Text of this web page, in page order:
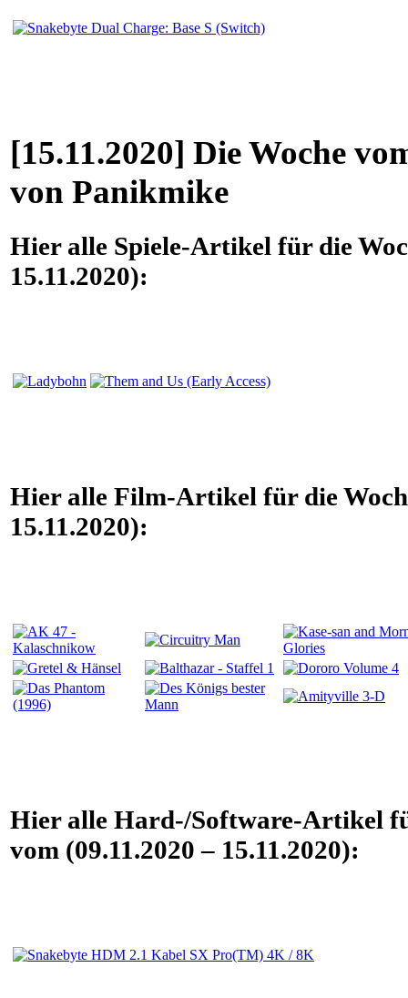
[15.11.2020] Die Woche
von Panikmike
Hier alle Spiele-Artikel für die
15.11.2020):
Hier alle Film-Artikel für die
15.11.2020):
Hier alle Hard-/Software-Artikel
vom (09.11.2020 – 15.11.2020):